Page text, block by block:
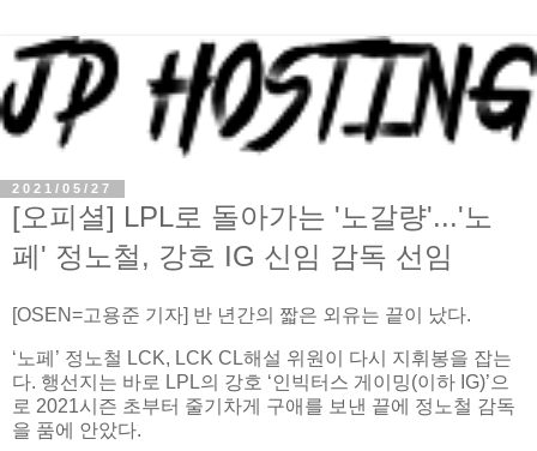
2021/05/27
[오피셜] LPL로 돌아가는 '노갈량'...'노
페' 정노철, 강호 IG 신임 감독 선임
[OSEN=고용준 기자] 반 년간의 짧은 외유는 끝이 났다.
‘노페’ 정노철 LCK, LCK CL해설 위원이 다시 지휘봉을 잡는
다. 행선지는 바로 LPL의 강호 ‘인빅터스 게이밍(이하 IG)’으
로 2021시즌 초부터 줄기차게 구애를 보낸 끝에 정노철 감독
을 품에 안았다.